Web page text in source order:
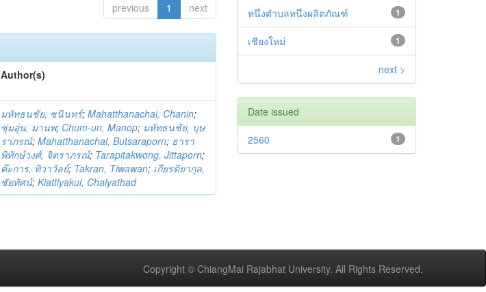
previous 1 next
Author(s)
มหัทธนชัย, ชนินทร์;Mahatthanachai, Chanin;
ชุ่มอุ่น, มานพ; Chum-un, Manop; มหัทธนชัย, บุษ
ราภรณ์;Mahatthanachai, Butsaraporn; ธารา
พิทักษ์วงศ์, จิตราภรณ์; Tarapitakwong, Jittaporn;
ต๊ะการ, ทิวาวัลย์; Takran, Tiwawan; เกียรติยากุล,
ชัยทัศน์;Kiattiyakul, Chaiyathad
1
หนึ่งตำบลหนึ่งผลิตภัณฑ์
1
เชียงใหม่
next >
Date issued
1
2560
Copyright © ChiangMai Rajabhat University. All Rights Reserved.